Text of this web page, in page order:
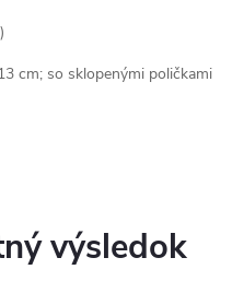
cm; so sklopenými poličkami
výsledok